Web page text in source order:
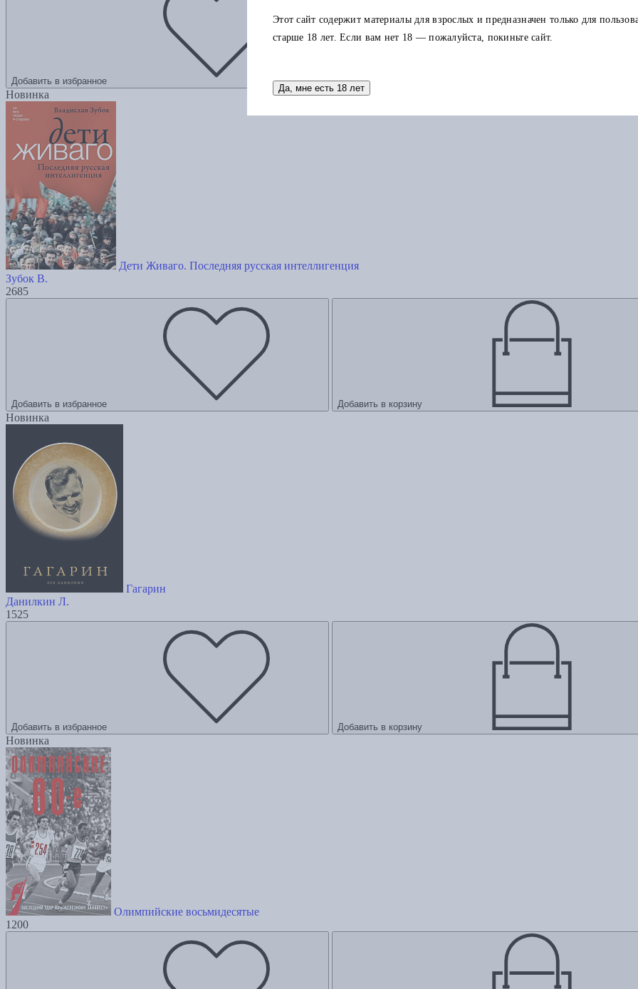
Добавить в избранное Добавить в корзину
Новинка
Дети Живаго. Последняя русская интеллигенция
Зубок В.
2685
Добавить в избранное Добавить в корзину
Новинка
Гагарин
Данилкин Л.
1525
Добавить в избранное Добавить в корзину
Новинка
Олимпийские восьмидесятые
1200
Этот сайт содержит материалы для взрослых и предназначен только для
старше 18 лет. Если вам нет 18 — пожалуйста, покиньте сайт.
Да, мне есть 18 лет